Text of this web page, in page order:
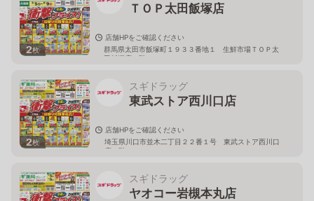
2枚
ＴＯＰ太田飯塚店
店舗HPをご確認ください
群馬県太田市飯塚町１９３３番地１ 生鮮市場ＴＯＰ太
田飯塚店１階
2枚
スギドラッグ
東武ストア西川口店
店舗HPをご確認ください
埼玉県川口市並木二丁目２２番１号 東武ストア西川口
店２階
スギドラッグ
ヤオコー岩槻本丸店